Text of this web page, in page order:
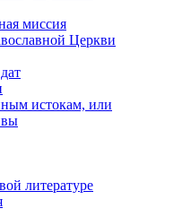
миссия
Церкви
истокам, или
литературе